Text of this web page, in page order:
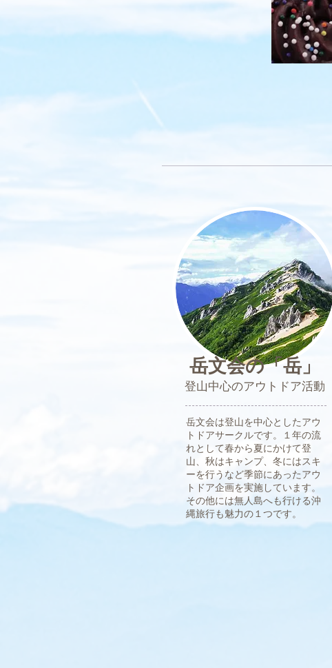
岳文会の「岳」
​登山中心のアウトドア活動
岳文会は登山を中心としたアウ
トドアサークルです。１年の流
れとして春から夏にかけて登
山、秋はキャンプ、冬にはスキ
ーを行うなど季節にあったアウ
トドア企画を実施しています。
その他には無人島へも行ける沖
縄旅行も魅力の１つです。